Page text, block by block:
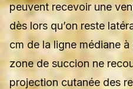
peuvent recevoir une
dès lors qu’on reste
cm de la ligne médiane
zone de succion ne
projection cutanée des